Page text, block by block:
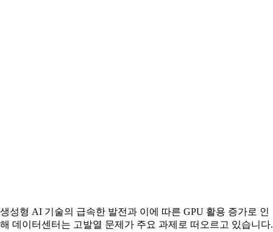
생성형 AI 기술의 급속한 발전과 이에 따른 GPU 활용 증가로 인
해 데이터센터는 고발열 문제가 주요 과제로 떠오르고 있습니다.